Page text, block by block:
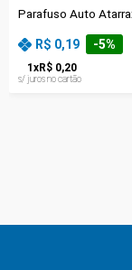
Parafuso Auto
R$ 0,19 -5%
1 xR$ 0,20
s/ juros no cartão